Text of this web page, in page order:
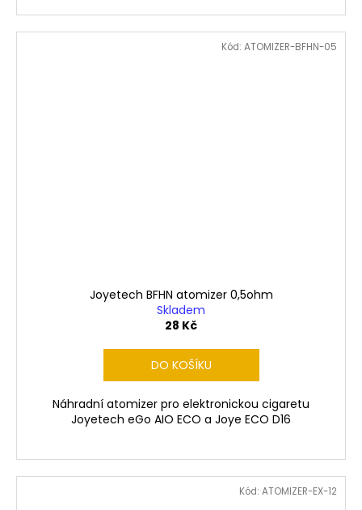
Joyetech BFHN atomizer 0,5ohm
Skladem
28 Kč
DO KOŠÍKU
Náhradní atomizer pro elektronickou cigaretu
Joyetech eGo AIO ECO a Joye ECO D16
Kód: ATOMIZER-BFHN-05
Kód: ATOMIZER-EX-12